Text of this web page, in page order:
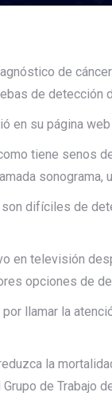
de
de detección
en su página
tiene senos
difíciles de
en televisión
opciones de
llamar la
la
de